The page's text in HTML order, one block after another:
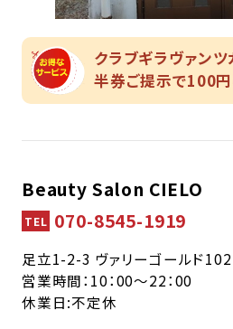
クラブギラヴァン
半券ご提示で100円
Beauty Salon CIELO
TEL 070-8545-1919
足立1-2-3 ヴァリーゴールド102
営業時間：10：00～22：00
休業日:不定休